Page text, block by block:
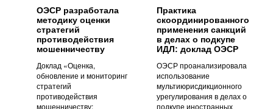
ОЭСР разработала
методику оценки
стратегий
противодействия
мошенничеству
Доклад «Оценка,
обновление и мониторинг
стратегий
противодействия
мошенничеству:
Практика
скоординированного
применения санкций
в делах о подкупе
ИДЛ: доклад ОЭСР
ОЭСР проанализировала
использование
мультиюрисдикционного
урегулирования в делах о
подкупе иностранных